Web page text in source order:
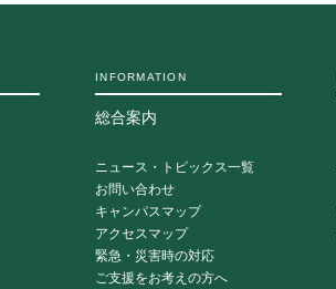
INFORMATION
総合案内
ニュース・トピックス一覧
お問い合わせ
キャンパスマップ
アクセスマップ
緊急・災害時の対応
ご支援をお考えの方へ